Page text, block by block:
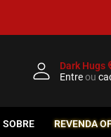
Dark Hugs
Entreou
SOBRE REVENDA